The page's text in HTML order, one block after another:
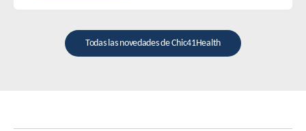
Todas las novedades de Chic41Health